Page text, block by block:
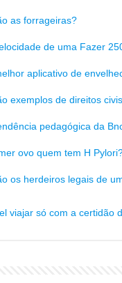
as forrageiras?
de uma Fazer
aplicativo de
exemplos de direitos
pedagógica da
ovo quem tem H
os herdeiros legais de
viajar só com a certidão